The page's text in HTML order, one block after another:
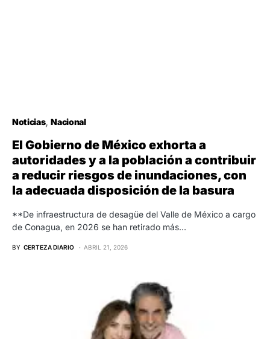
Noticias Nacional
El Gobierno de México exhorta a
autoridades y a la población a contribuir
a reducir riesgos de inundaciones, con
la adecuada disposición de la basura
**De infraestructura de desagüe del Valle de México a cargo
de Conagua, en 2026 se han retirado más…
BY CERTEZA DIARIO ABRIL 21, 2026